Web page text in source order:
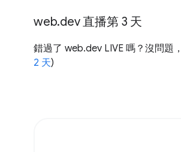
web.dev 直播第 3 天
錯過了 web.dev LIVE 嗎？沒問題
2 天)